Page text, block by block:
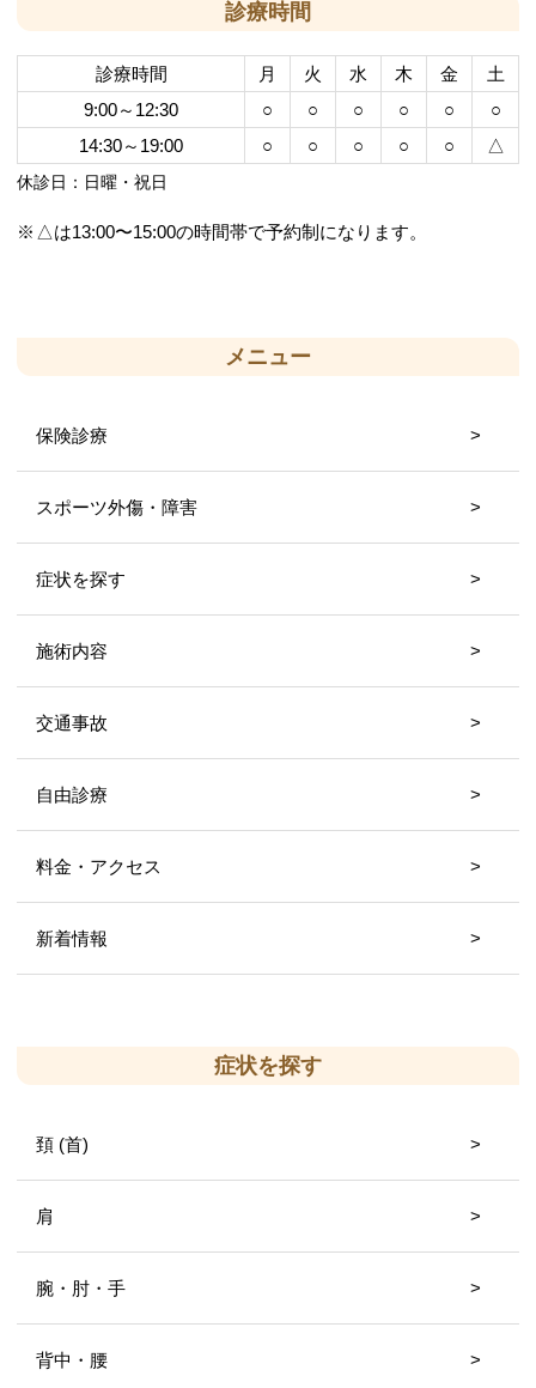
診療時間
診療時間 月 火 水 木 金
土
9:00～12:30
○ ○ ○ ○ ○
○
14:30～19:00
○ ○ ○ ○ ○ △
休診日：日曜・祝日
△は13:00〜15:00の時間帯で予約制になります。
メニュー
保険診療
スポーツ外傷・障害
症状を探す
施術内容
交通事故
自由診療
料金・アクセス
新着情報
症状を探す
頚 (首)
肩
腕・肘・手
背中・腰